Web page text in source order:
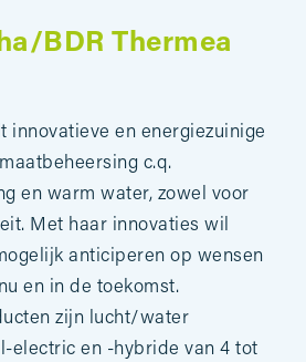
BDR Thermea
innovatieve en energiezuinige
c.q.
en warm water, zowel voor
Met haar innovaties wil
anticiperen op wensen
en in de toekomst.
zijn lucht/water
electric en -hybride van 4 tot